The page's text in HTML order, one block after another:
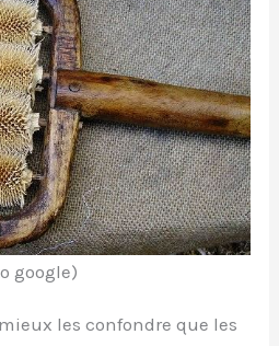
google)
les confondre que les